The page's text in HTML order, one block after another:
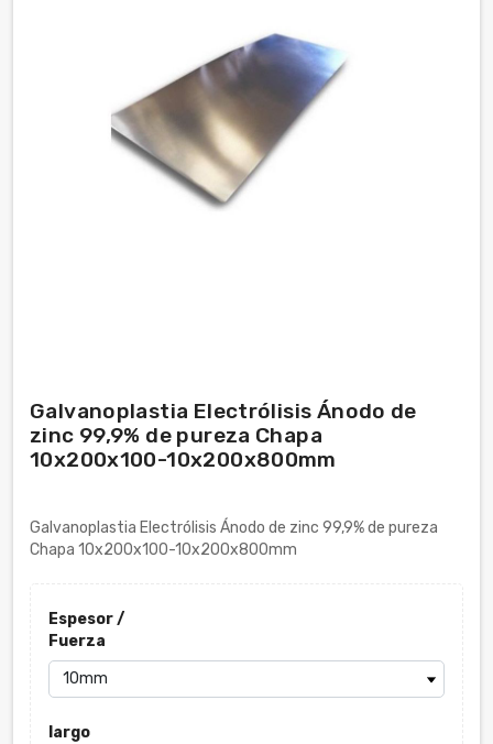
Galvanoplastia Electrólisis Ánodo de
zinc 99,9% de pureza Chapa
10x200x100-10x200x800mm
Galvanoplastia Electrólisis Ánodo de zinc 99,9% de pureza
Chapa 10x200x100-10x200x800mm
Espesor /
Fuerza
largo